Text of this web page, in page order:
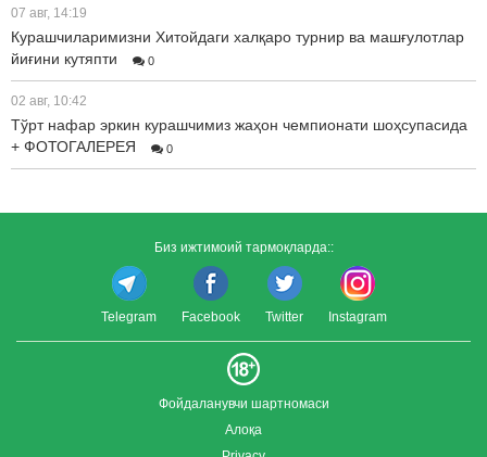
07 авг, 14:19
Курашчиларимизни Хитойдаги халқаро турнир ва машғулотлар
йиғини кутяпти
0
02 авг, 10:42
Тўрт нафар эркин курашчимиз жаҳон чемпионати шоҳсупасида
+ ФОТОГАЛЕРЕЯ
0
Биз ижтимоий тармоқларда::
Telegram Facebook Twitter Instagram
Фойдаланувчи шартномаси
Алоқа